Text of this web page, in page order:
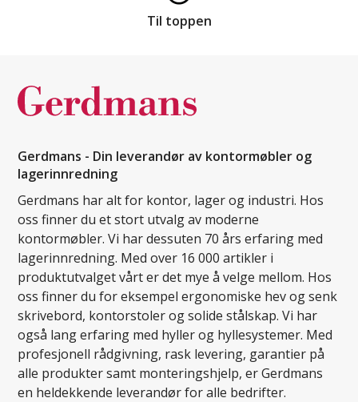
Til toppen
Gerdmans - Din leverandør av kontormøbler og
lagerinnredning
Gerdmans har alt for kontor, lager og industri. Hos
oss finner du et stort utvalg av moderne
kontormøbler. Vi har dessuten 70 års erfaring med
lagerinnredning. Med over 16 000 artikler i
produktutvalget vårt er det mye å velge mellom. Hos
oss finner du for eksempel ergonomiske hev og senk
skrivebord, kontorstoler og solide stålskap. Vi har
også lang erfaring med hyller og hyllesystemer. Med
profesjonell rådgivning, rask levering, garantier på
alle produkter samt monteringshjelp, er Gerdmans
en heldekkende leverandør for alle bedrifter.